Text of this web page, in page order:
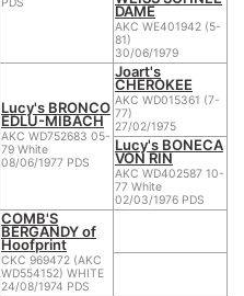
PDS
DAME
AKC WE401942 (5-
81)
30/06/1979
Lucy's BRONCO
EDLU-MIBACH
AKC WD752683 05-
79 White
08/06/1977 PDS
Joart's
CHEROKEE
AKC WD015361 (7-
77)
27/02/1975
Lucy's BONECA
VON RIN
AKC WD402587 10-
77 White
02/03/1976 PDS
COMB'S
BERGANDY of
Hoofprint
CKC 969472 (AKC
WD554152) WHITE
24/08/1974 PDS